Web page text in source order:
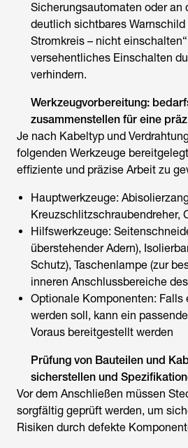
Sicherungsautomaten oder an
deutlich sichtbares Warnschild
Stromkreis – nicht
versehentliches Einschalten
verhindern.
Werkzeugvorbereitung:
zusammenstellen für eine
Je nach Kabeltyp und
folgenden Werkzeuge
effiziente und präzise Arbeit zu
Hauptwerkzeuge:
Kreuzschlitzschraubendreher,
Hilfswerkzeuge:
überstehender Adern),
Schutz), Taschenlampe (zur
inneren Anschlussbereiche
Optionale Komponenten: Falls
werden soll, kann ein
Voraus bereitgestellt werden
Prüfung von Bauteilen und
sicherstellen und
Vor dem Anschließen müssen
sorgfältig geprüft werden, um
Risiken durch defekte